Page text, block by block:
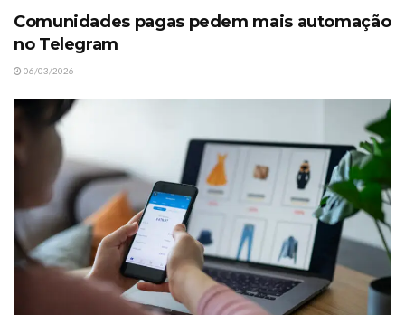
Comunidades pagas pedem mais automação
no Telegram
06/03/2026